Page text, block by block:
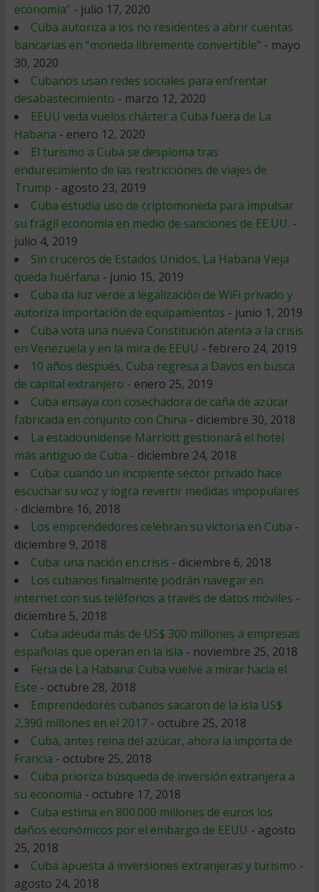
economía” - julio 17, 2020
Cuba autoriza a los no residentes a abrir cuentas
bancarias en “moneda libremente convertible” - mayo
30, 2020
Cubanos usan redes sociales para enfrentar
desabastecimiento - marzo 12, 2020
EEUU veda vuelos chárter a Cuba fuera de La
Habana - enero 12, 2020
El turismo a Cuba se desploma tras
endurecimiento de las restricciones de viajes de
Trump - agosto 23, 2019
Cuba estudia uso de criptomoneda para impulsar
su frágil economía en medio de sanciones de EE.UU. -
julio 4, 2019
Sin cruceros de Estados Unidos, La Habana Vieja
queda huérfana - junio 15, 2019
Cuba da luz verde a legalización de WiFi privado y
autoriza importación de equipamientos - junio 1, 2019
Cuba vota una nueva Constitución atenta a la crisis
en Venezuela y en la mira de EEUU - febrero 24, 2019
10 años después, Cuba regresa a Davos en busca
de capital extranjero - enero 25, 2019
Cuba ensaya con cosechadora de caña de azúcar
fabricada en conjunto con China - diciembre 30, 2018
La estadounidense Marriott gestionará el hotel
más antiguo de Cuba - diciembre 24, 2018
Cuba: cuando un incipiente sector privado hace
escuchar su voz y logra revertir medidas impopulares
- diciembre 16, 2018
Los emprendedores celebran su victoria en Cuba -
diciembre 9, 2018
Cuba: una nación en crisis - diciembre 6, 2018
Los cubanos finalmente podrán navegar en
internet con sus teléfonos a través de datos móviles -
diciembre 5, 2018
Cuba adeuda más de US$ 300 millones a empresas
españolas que operan en la isla - noviembre 25, 2018
Feria de La Habana: Cuba vuelve a mirar hacia el
Este - octubre 28, 2018
Emprendedores cubanos sacaron de la isla US$
2,390 millones en el 2017- octubre 25, 2018
Cuba, antes reina del azúcar, ahora la importa de
Francia - octubre 25, 2018
Cuba prioriza búsqueda de inversión extranjera a
su economía - octubre 17, 2018
Cuba estima en 800.000 millones de euros los
daños económicos por el embargo de EEUU - agosto
25, 2018
Cuba apuesta a inversiones extranjeras y turismo -
agosto 24, 2018